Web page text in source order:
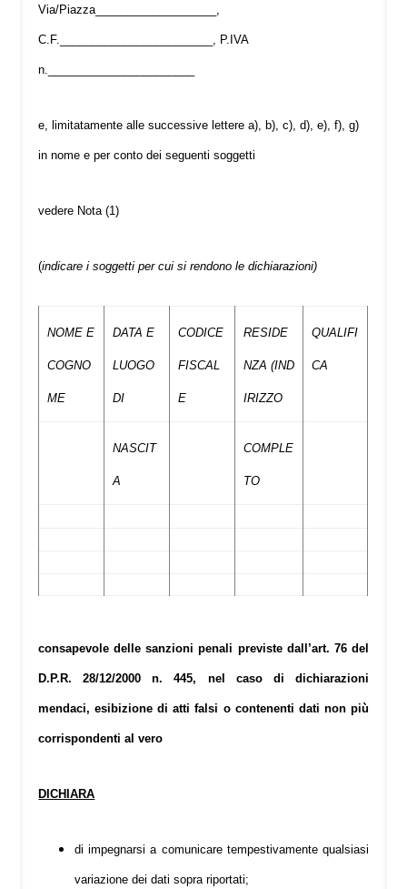
Via/Piazza___________________,
C.F.________________________, P.IVA
n._______________________
e, limitatamente alle successive lettere a), b), c), d), e), f), g)
in nome e per conto dei seguenti soggetti
vedere Nota (1)
(indicare i soggetti per cui si rendono le dichiarazioni)
NOME E
COGNO
ME
DATA E
LUOGO
DI
CODICE
FISCAL
E
RESIDE
NZA (IND
IRIZZO
QUALIFI
CA
NASCIT
A
COMPLE
TO
consapevole delle sanzioni penali previste dall’art. 76 del
D.P.R. 28/12/2000 n. 445, nel caso di dichiarazioni
mendaci, esibizione di atti falsi o contenenti dati non più
corrispondenti al vero
DICHIARA
di impegnarsi a comunicare tempestivamente qualsiasi
variazione dei dati sopra riportati;